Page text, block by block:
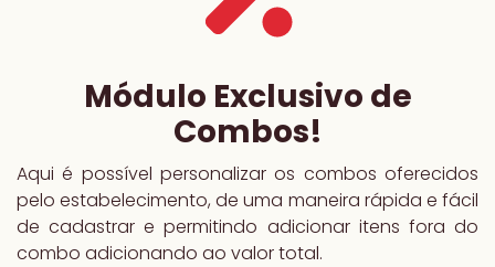
Módulo Exclusivo de
Combos!
Aqui é possível personalizar os combos oferecidos
pelo estabelecimento, de uma maneira rápida e fácil
de cadastrar e permitindo adicionar itens fora do
combo adicionando ao valor total.